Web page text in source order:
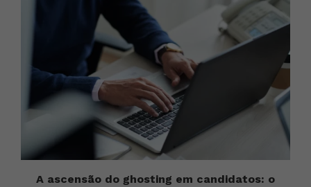
A ascensão do ghosting em candidatos: o